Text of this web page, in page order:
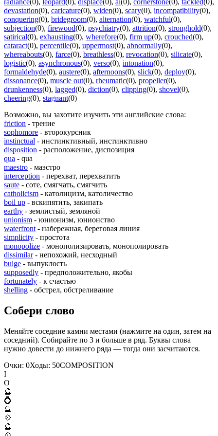
radiance(0), leopard(0), displace(0), ai(0), cornerstone(0), tackled(0),
devastation(0), caricature(0), widen(0), scary(0), incompatibility(0),
conquering(0), bridegroom(0), alternation(0), watchful(0),
subjection(0), firewood(0), psychiatry(0), attrition(0), stronghold(0),
satirical(0), exhausting(0), wherefore(0), firm up(0), crouched(0),
cataract(0), percentile(0), uppermost(0), abnormally(0),
whereabouts(0), farce(0), breathless(0), revocation(0), silicate(0),
logistic(0), asynchronous(0), verso(0), intonation(0),
formaldehyde(0), austere(0), afternoons(0), slick(0), deploy(0),
dissonance(0), muscle out(0), rheumatic(0), propeller(0),
drunkenness(0), lagged(0), diction(0), clipping(0), shovel(0),
cheering(0), stagnant(0)
Возможно, вы захотите изучить эти английские слова:
friction - трение
sophomore - второкурсник
instinctual - инстинктивный, инстинктивно
disposition - расположение, диспозиция
qua - qua
maestro - маэстро
interception - перехват, перехватить
saute - соте, смягчать, смягчить
catholicism - католицизм, католичество
boil up - вскипятить, закипать
earthy - землистый, земляной
unionism - юнионизм, юнионство
waterfront - набережная, береговая линия
simplicity - простота
monopolize - монополизировать, монополировать
dissimilar- непохожий, несходный
bulge - выпуклость
supposedly - предположительно, якобы
fortunately - к счастью
shelling - обстрел, обстреливание
Собери слово
Меняйте соседние камни местами (нажмите на один, затем на
соседний). Собирайте по 3 и больше в ряд. Буквы слова
нужно довести до нижнего ряда — тогда они засчитаются.
Очки: 0Ходы: 50COMPOSITION
I
O
🔮
💍
🔮
💠
🔮